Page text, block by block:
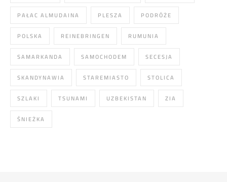
PAŁAC ALMUDAINA PLESZA PODRÓŻE
POLSKA REINEBRINGEN RUMUNIA
SAMARKANDA SAMOCHODEM SECESJA
SKANDYNAWIA STAREMIASTO STOLICA
SZLAKI TSUNAMI UZBEKISTAN ZIA
ŚNIEŻKA